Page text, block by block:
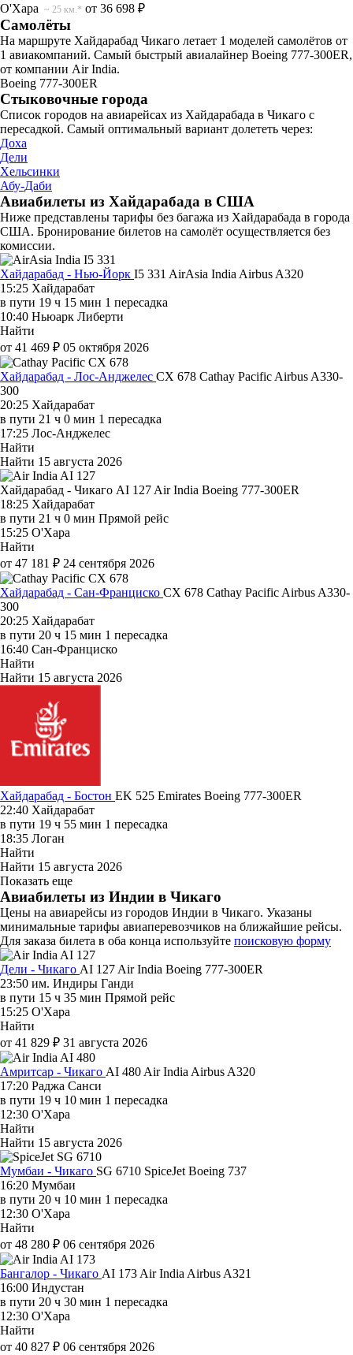
О'Хара ~ 25 км.* от 36 698 ₽
Самолёты
На маршруте Хайдарабад Чикаго летает 1 моделей самолётов от
1 авиакомпаний. Самый быстрый авиалайнер Boeing 777-300ER,
от компании Air India.
Boeing 777-300ER
Стыковочные города
Список городов на авиарейсах из Хайдарабада в Чикаго с
пересадкой. Самый оптимальный вариант долететь через:
Доха
Дели
Хельсинки
Абу-Даби
Авиабилеты из Хайдарабада в США
Ниже представлены тарифы без багажа из Хайдарабада в города
США. Бронирование билетов на самолёт осуществляется без
комиссии.
Хайдарабад - Нью-Йорк I5 331 AirAsia India Airbus A320
15:25 Хайдарабат
в пути 19 ч 15 мин 1 пересадка
10:40 Ньюарк Либерти
Найти
от 41 469 ₽ 05 октября 2026
Хайдарабад - Лос-Анджелес CX 678 Cathay Pacific Airbus A330-
300
20:25 Хайдарабат
в пути 21 ч 0 мин 1 пересадка
17:25 Лос-Анджелес
Найти
Найти 15 августа 2026
Хайдарабад - Чикаго AI 127 Air India Boeing 777-300ER
18:25 Хайдарабат
в пути 21 ч 0 мин Прямой рейс
15:25 О'Хара
Найти
от 47 181 ₽ 24 сентября 2026
Хайдарабад - Сан-Франциско CX 678 Cathay Pacific Airbus A330-
300
20:25 Хайдарабат
в пути 20 ч 15 мин 1 пересадка
16:40 Сан-Франциско
Найти
Найти 15 августа 2026
Хайдарабад - Бостон EK 525 Emirates Boeing 777-300ER
22:40 Хайдарабат
в пути 19 ч 55 мин 1 пересадка
18:35 Логан
Найти
Найти 15 августа 2026
Показать еще
Авиабилеты из Индии в Чикаго
Цены на авиарейсы из городов Индии в Чикаго. Указаны
минимальные тарифы авиаперевозчиков на ближайшие рейсы.
Для заказа билета в оба конца используйте поисковую форму
Дели - Чикаго AI 127 Air India Boeing 777-300ER
23:50 им. Индиры Ганди
в пути 15 ч 35 мин Прямой рейс
15:25 О'Хара
Найти
от 41 829 ₽ 31 августа 2026
Амритсар - Чикаго AI 480 Air India Airbus A320
17:20 Раджа Санси
в пути 19 ч 10 мин 1 пересадка
12:30 О'Хара
Найти
Найти 15 августа 2026
Мумбаи - Чикаго SG 6710 SpiceJet Boeing 737
16:20 Мумбаи
в пути 20 ч 10 мин 1 пересадка
12:30 О'Хара
Найти
от 48 280 ₽ 06 сентября 2026
Бангалор - Чикаго AI 173 Air India Airbus A321
16:00 Индустан
в пути 20 ч 30 мин 1 пересадка
12:30 О'Хара
Найти
от 40 827 ₽ 06 сентября 2026